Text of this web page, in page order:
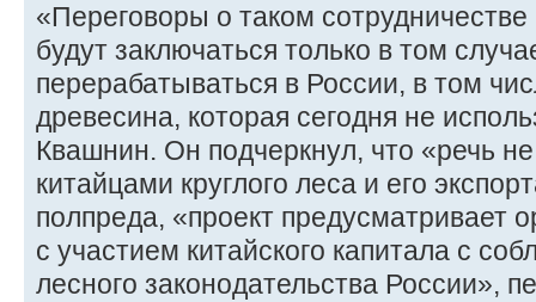
«Переговоры о таком
будут заключаться только в том
перерабатываться в России, в том
древесина, которая сегодня не
Квашнин. Он подчеркнул, что «речь
китайцами круглого леса и его
полпреда, «проект предусматривает
с участием китайского капитала с
лесного законодательства России»,